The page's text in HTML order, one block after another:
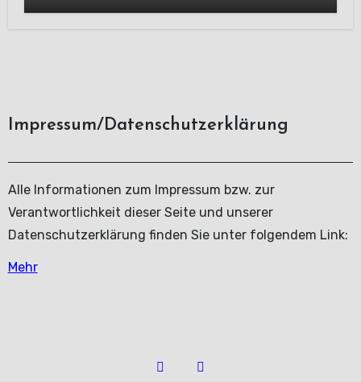
Impressum/Datenschutzerklärung
Alle Informationen zum Impressum bzw. zur
Verantwortlichkeit dieser Seite und unserer
Datenschutzerklärung finden Sie unter folgendem Link:
Mehr